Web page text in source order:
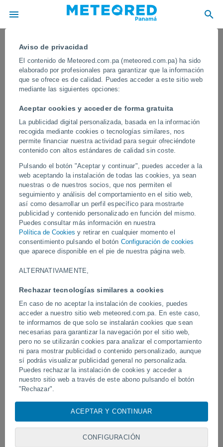
Aviso de privacidad
El contenido de Meteored.com.pa (meteored.com.pa) ha sido
elaborado por profesionales para garantizar que la información
que se ofrece es de calidad. Puedes acceder a este sitio web
mediante las siguientes opciones:
Aceptar cookies y acceder de forma gratuita
La publicidad digital personalizada, basada en la información
recogida mediante cookies o tecnologías similares, nos
permite financiar nuestra actividad para seguir ofreciéndote
contenido con altos estándares de calidad sin coste.
Pulsando el botón "Aceptar y continuar", puedes acceder a la
web aceptando la instalación de todas las cookies, ya sean
nuestras o de nuestros socios, que nos permiten el
seguimiento y análisis del comportamiento en el sitio web,
así como desarrollar un perfil específico para mostrarte
publicidad y contenido personalizado en función del mismo.
Puedes consultar más información en nuestra
Política de Cookies y retirar en cualquier momento el
consentimiento pulsando el botón Configuración de cookies
que aparece disponible en el pie de nuestra página web.
ALTERNATIVAMENTE,
Rechazar tecnologías similares a cookies
En caso de no aceptar la instalación de cookies, puedes
acceder a nuestro sitio web meteored.com.pa. En este caso,
te informamos de que solo se instalarán cookies que sean
necesarias para garantizar la navegación por el sitio web,
pero no se utilizarán cookies para analizar el comportamiento
ni para mostrar publicidad o contenido personalizado, aunque
sí podrás visualizar publicidad general no personalizada.
Puedes rechazar la instalación de cookies y acceder a
nuestro sitio web a través de este abono pulsando el botón
"Rechazar".
cookies, identificadores únicos o tecnologías similares para
almacenar, acceder y procesar datos personales como su
visita en este sitio web, las direcciones IP y los
ACEPTAR Y CONTINUAR
CONFIGURACIÓN
Avalancha masiva en el norte del
Annapurna, Nepal
La enorme masa de nieve, hielo y rocas se precipitó por una de
las laderas, generando una gran nube blanca visible desde varios
kilómetros.
Vídeos
Un rayo impactó en un campo de
fútbol en Narathiwat, Tailandia.
Erupción y actividad
volcán de Fuego,